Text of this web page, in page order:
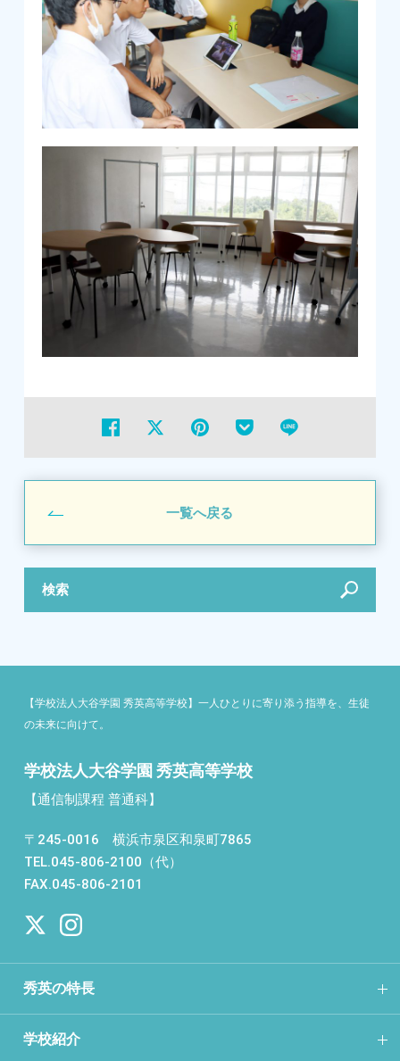
一覧へ戻る
検索
【学校法人大谷学園 秀英高等学校】一人ひとりに寄り添う指導を、生徒
の未来に向けて。
学校法人大谷学園 秀英高等学校
【通信制課程 普通科】
〒245-0016 横浜市泉区和泉町7865
TEL.045-806-2100（代）
FAX.045-806-2101
秀英の特長
学校紹介